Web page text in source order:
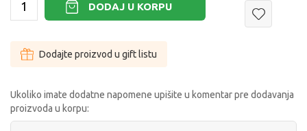
DODAJ U KORPU
Dodajte proizvod u gift listu
Ukoliko imate dodatne napomene upišite u komentar pre dodavanja
proizvoda u korpu: